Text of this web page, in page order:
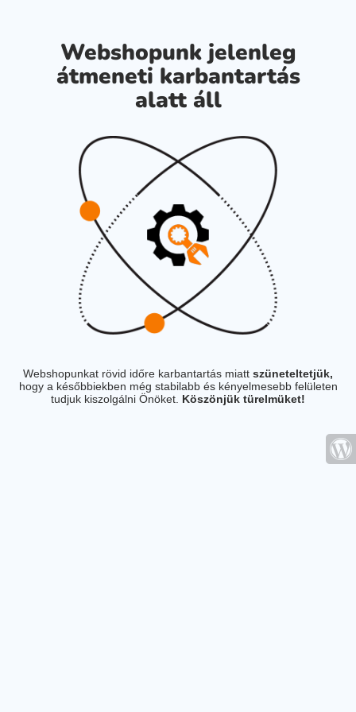
Webshopunk jelenleg
átmeneti karbantartás
alatt áll
Webshopunkat rövid időre karbantartás miatt szüneteltetjük,
hogy a későbbiekben még stabilabb és kényelmesebb felületen
tudjuk kiszolgálni Önöket. Köszönjük türelmüket!